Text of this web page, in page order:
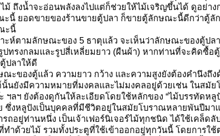
ม้ ถึงน้ำจะอ่อนพลังลงไปแต่ก็ช่วยให้ไม้เจริญขึ้นได้ ดูอย่า
ะนี้ ยอดขายของร้านขายตู้ปลา ก็ขายตู้ลักษณะนี้ดีกว่าตู้
ะนี้
าะห์ตามลักษณะของ 5 ธาตุแล้ว จะเห็นว่าลักษณะของตู้ป
ทรงกลมและรูปสี่เหลี่ยมยาว (ผืนผ้า) หากท่านที่จะคิดซื้อ
ปลาให้ดี
ะของตู้แล้ว ความยาว กว้าง และความสูงยังต้องคำนึงถึ
นั้นยังมีความหมายที่มงคลและไม่มงคลอยู่ด้วยเช่น ในสมั
ฯลฯ ยังต้องดูกันให้ละเอียดโดยใช้หลักของ “ไม้บรรทัดหลู
ซึ่งหลูปังเป็นบุคคลที่มีชีวิตอยู่ในสมัยโบราณหลายพันปีมา
ถอยู่ท่านหนึ่ง เป็นเจ้าเฟอร์นิเจอร์ไม้ทุกชนิด ได้ใช้เคล็ดลั
ทำด้วยไม้ รวมทั้งประตูที่ใช้เข้าออกอยู่ทุกวันนี้ โดยการใช้